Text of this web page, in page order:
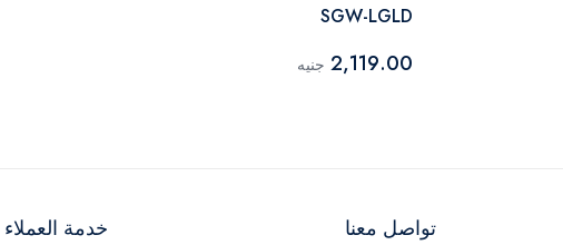
SGW-LGLD
2,119.00 جنيه
تواصل معنا خدمة العملاء